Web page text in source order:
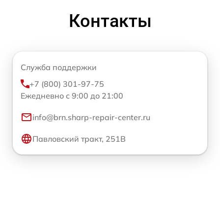
Контакты
Служба поддержки
+7 (800) 301-97-75
Ежедневно с 9:00 до 21:00
info@brn.sharp-repair-center.ru
Павловский тракт, 251В